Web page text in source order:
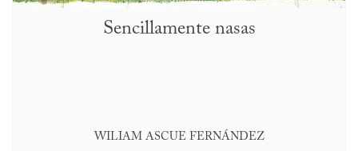
Sencillamente nasas
WILIAM ASCUE FERNÁNDEZ